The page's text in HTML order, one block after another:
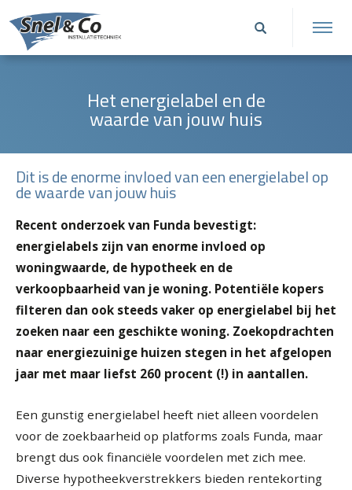
Het energielabel en de
waarde van jouw huis
Dit is de enorme invloed van een energielabel op
de waarde van jouw huis
Recent onderzoek van Funda bevestigt:
energielabels zijn van enorme invloed op
woningwaarde, de hypotheek en de
verkoopbaarheid van je woning. Potentiële kopers
filteren dan ook steeds vaker op energielabel bij het
zoeken naar een geschikte woning. Zoekopdrachten
naar energiezuinige huizen stegen in het afgelopen
jaar met maar liefst 260 procent (!) in aantallen.
Een gunstig energielabel heeft niet alleen voordelen
voor de zoekbaarheid op platforms zoals Funda, maar
brengt dus ook financiële voordelen met zich mee.
Diverse hypotheekverstrekkers bieden rentekorting